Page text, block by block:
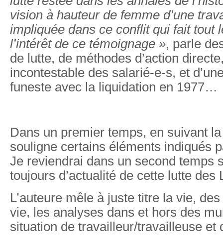
vision à hauteur de femme d’une
impliquée dans ce conflit qui fait tout
l’intérêt de ce témoignage », parle
de lutte, de méthodes d’action
incontestable des salarié-e-s, et
funeste avec la liquidation en 1977…
Dans un premier temps, en suivant
souligne certains éléments indiqués
Je reviendrai dans un second temps
toujours d’actualité de cette lutte des
L’auteure mêle à juste titre la vie,
vie, les analyses dans et hors des
situation de travailleur/travailleuse et